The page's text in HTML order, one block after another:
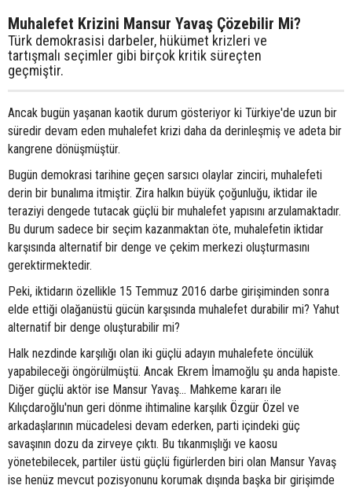
Muhalefet Krizini Mansur Yavaş Çözebilir Mi?
Türk demokrasisi darbeler, hükümet krizleri ve
tartışmalı seçimler gibi birçok kritik süreçten
geçmiştir.
Ancak bugün yaşanan kaotik durum gösteriyor ki Türkiye'de uzun bir
süredir devam eden muhalefet krizi daha da derinleşmiş ve adeta bir
kangrene dönüşmüştür.
Bugün demokrasi tarihine geçen sarsıcı olaylar zinciri, muhalefeti
derin bir bunalıma itmiştir. Zira halkın büyük çoğunluğu, iktidar ile
teraziyi dengede tutacak güçlü bir muhalefet yapısını arzulamaktadır.
Bu durum sadece bir seçim kazanmaktan öte, muhalefetin iktidar
karşısında alternatif bir denge ve çekim merkezi oluşturmasını
gerektirmektedir.
Peki, iktidarın özellikle 15 Temmuz 2016 darbe girişiminden sonra
elde ettiği olağanüstü gücün karşısında muhalefet durabilir mi? Yahut
alternatif bir denge oluşturabilir mi?
Halk nezdinde karşılığı olan iki güçlü adayın muhalefete öncülük
yapabileceği öngörülmüştü. Ancak Ekrem İmamoğlu şu anda hapiste.
Diğer güçlü aktör ise Mansur Yavaş... Mahkeme kararı ile
Kılıçdaroğlu'nun geri dönme ihtimaline karşılık Özgür Özel ve
arkadaşlarının mücadelesi devam ederken, parti içindeki güç
savaşının dozu da zirveye çıktı. Bu tıkanmışlığı ve kaosu
yönetebilecek, partiler üstü güçlü figürlerden biri olan Mansur Yavaş
ise henüz mevcut pozisyonunu korumak dışında başka bir girişimde